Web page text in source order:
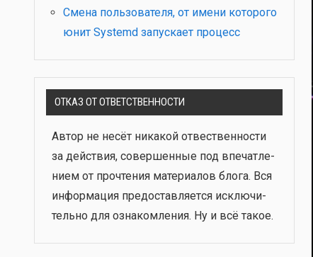
Смена пользователя, от имени которого
юнит Systemd запускает процесс
ОТКАЗ ОТ ОТВЕТСТВЕННОСТИ
Автор не несёт ника­кой отвест­вен­но­сти
за дей­ствия, совер­шен­ные под впе­чат­ле­
ни­ем от про­чте­ния мате­ри­а­лов бло­га. Вся
инфор­ма­ция предо­став­ля­ет­ся исклю­чи­
тель­но для озна­ком­ле­ния. Ну и всё такое.